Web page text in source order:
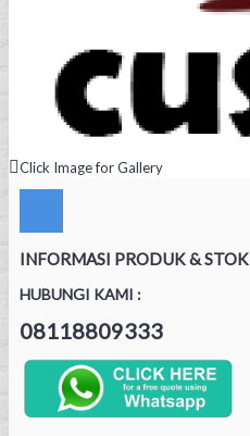
Click Image for Gallery
INFORMASI PRODUK & STOK
HUBUNGI KAMI :
08118809333